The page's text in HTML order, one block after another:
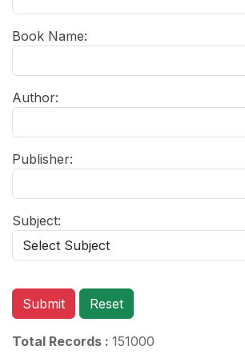
Book Name:
Author:
Publisher:
Subject:
Submit Reset
Total Records : 151000